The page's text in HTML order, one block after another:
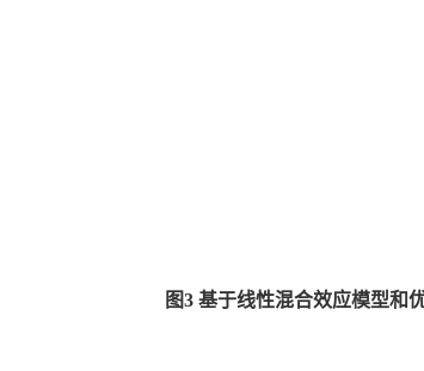
图3 基于线性混合效应模型和